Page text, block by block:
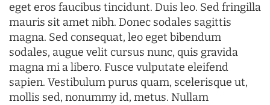
eget eros faucibus tincidunt. Duis leo. Sed fringilla
mauris sit amet nibh. Donec sodales sagittis
magna. Sed consequat, leo eget bibendum
sodales, augue velit cursus nunc, quis gravida
magna mi a libero. Fusce vulputate eleifend
sapien. Vestibulum purus quam, scelerisque ut,
mollis sed, nonummy id, metus. Nullam